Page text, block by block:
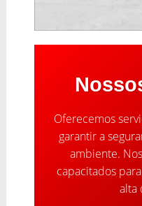
Oferecemos
garantir a
ambiente.
capacitados
alta